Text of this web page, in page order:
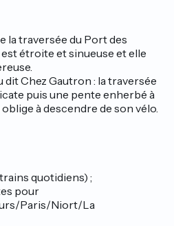
la traversée du Port des
est étroite et sinueuse et elle
dit Chez Gautron : la traversée
puis une pente enherbé à
oblige à descendre de son vélo.
trains quotidiens) ;
pour
Paris/Niort/La